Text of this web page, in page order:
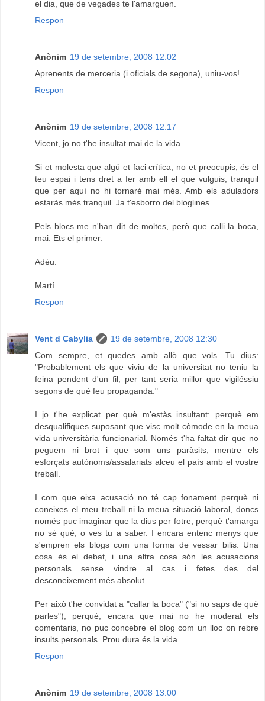
el dia, que de vegades te l'amarguen.
Respon
Anònim 19 de setembre, 2008 12:02
Aprenents de merceria (i oficials de segona), uniu-vos!
Respon
Anònim 19 de setembre, 2008 12:17
Vicent, jo no t'he insultat mai de la vida.
Si et molesta que algú et faci crítica, no et preocupis, és el
teu espai i tens dret a fer amb ell el que vulguis, tranquil
que per aquí no hi tornaré mai més. Amb els aduladors
estaràs més tranquil. Ja t'esborro del bloglines.
Pels blocs me n'han dit de moltes, però que calli la boca,
mai. Ets el primer.
Adéu.
Martí
Respon
Vent d Cabylia
19 de setembre, 2008 12:30
Com sempre, et quedes amb allò que vols. Tu dius:
"Probablement els que viviu de la universitat no teniu la
feina pendent d'un fil, per tant seria millor que vigiléssiu
segons de què feu propaganda."
I jo t'he explicat per què m'estàs insultant: perquè em
desqualifiques suposant que visc molt còmode en la meua
vida universitària funcionarial. Només t'ha faltat dir que no
peguem ni brot i que som uns paràsits, mentre els
esforçats autònoms/assalariats alceu el país amb el vostre
treball.
I com que eixa acusació no té cap fonament perquè ni
coneixes el meu treball ni la meua situació laboral, doncs
només puc imaginar que la dius per fotre, perquè t'amarga
no sé què, o ves tu a saber. I encara entenc menys que
s'empren els blogs com una forma de vessar bilis. Una
cosa és el debat, i una altra cosa són les acusacions
personals sense vindre al cas i fetes des del
desconeixement més absolut.
Per això t'he convidat a "callar la boca" ("si no saps de què
parles"), perquè, encara que mai no he moderat els
comentaris, no puc concebre el blog com un lloc on rebre
insults personals. Prou dura és la vida.
Respon
Anònim 19 de setembre, 2008 13:00